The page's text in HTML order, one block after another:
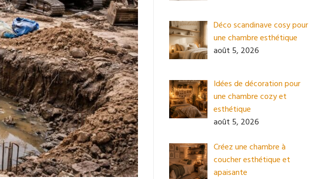
Déco scandinave cosy pour
une chambre esthétique
août 5, 2026
Idées de décoration pour
une chambre cozy et
esthétique
août 5, 2026
Créez une chambre à
coucher esthétique et
apaisante